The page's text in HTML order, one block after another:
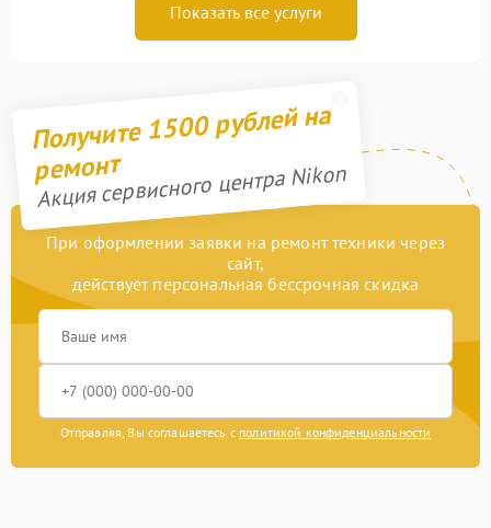
Показать все услуги
Получите 1500 рублей на
ремонт
Акция сервисного центра Nikon
При оформлении заявки на ремонт техники через
сайт,
действует персональная бессрочная скидка
Отправляя, Вы соглашаетесь с политикой конфиденциальности